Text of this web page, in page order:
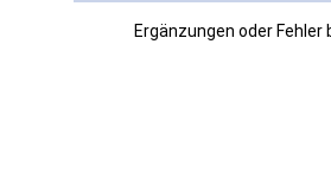
Ergänzungen oder